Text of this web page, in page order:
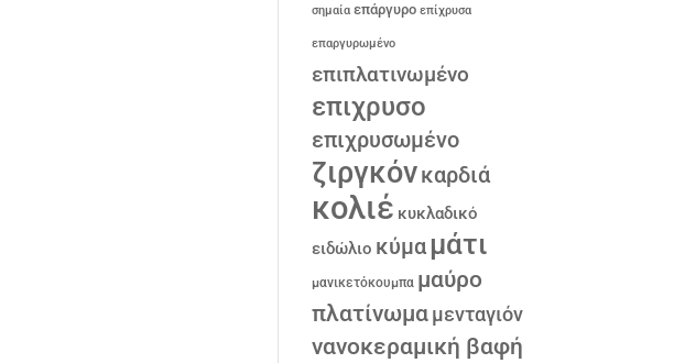
σημαία επάργυρο επίχρυσα
επαργυρωμένο
επιπλατινωμένο
επιχρυσο
επιχρυσωμένο
ζιργκόνκαρδιά
κολιέ κυκλαδικό
ειδώλιο κύμα μάτι
μανικετόκουμπα μαύρο
πλατίνωμαμενταγιόν
νανοκεραμική βαφή